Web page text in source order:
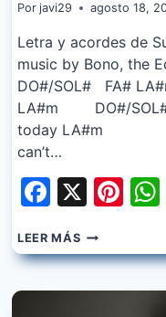
Por javi29 agosto 18,
Letra y acordes de
music by Bono, the
DO#/SOL# FA#
LA#m DO#/SOL#
today LA#m
can’t…
X
LEER MÁSU2
–
SUNDAY